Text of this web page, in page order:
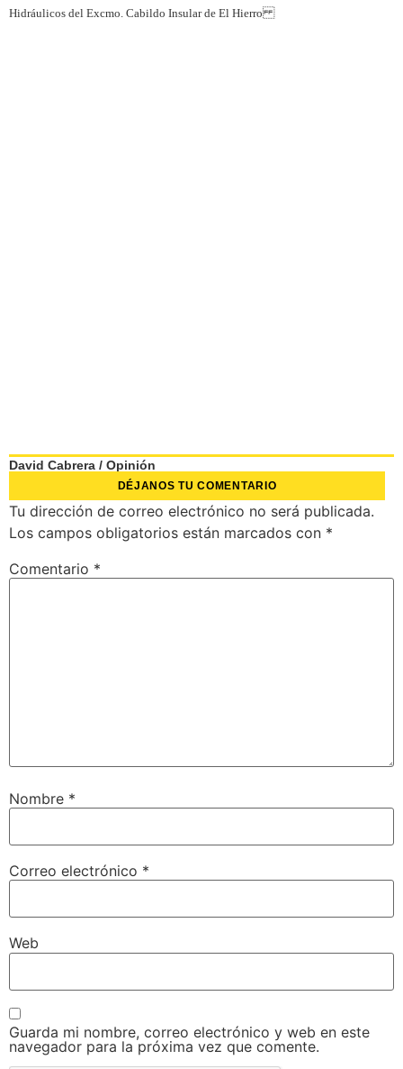
Hidráulicos del Excmo. Cabildo Insular de El Hierro
David Cabrera / Opinión
DÉJANOS TU COMENTARIO
Tu dirección de correo electrónico no será publicada.
Los campos obligatorios están marcados con *
Comentario *
Nombre *
Correo electrónico *
Web
Guarda mi nombre, correo electrónico y web en este
navegador para la próxima vez que comente.